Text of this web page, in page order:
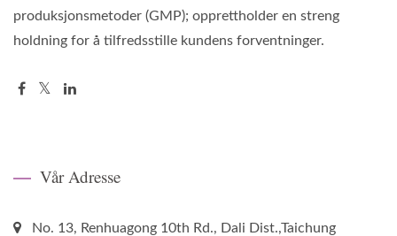
produksjonsmetoder (GMP); opprettholder en streng
holdning for å tilfredsstille kundens forventninger.
Vår Adresse
No. 13, Renhuagong 10th Rd., Dali Dist.,Taichung